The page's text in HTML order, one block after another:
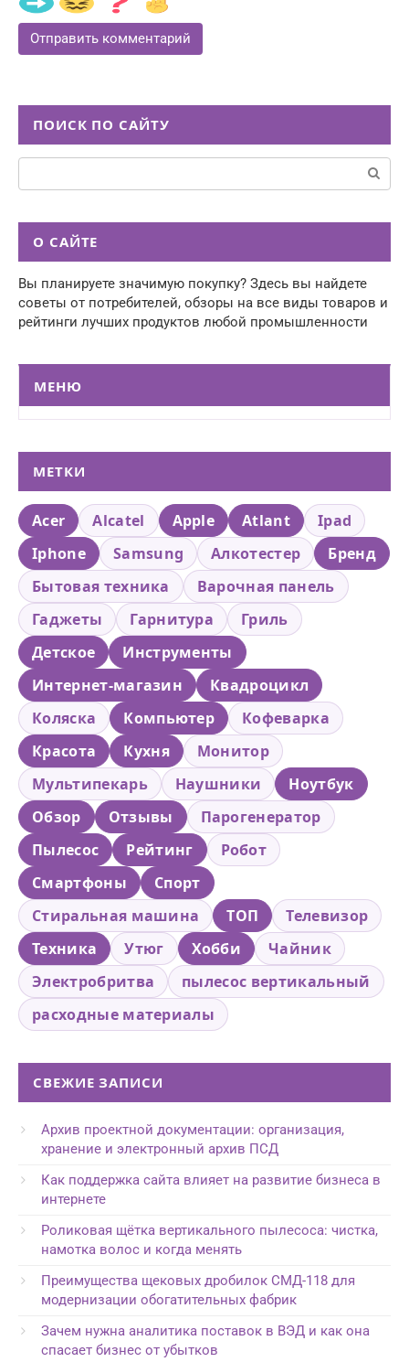
ПОИСК ПО САЙТУ
Поиск:
О САЙТЕ
Вы планируете значимую покупку? Здесь вы найдете
советы от потребителей, обзоры на все виды товаров и
рейтинги лучших продуктов любой промышленности
МЕНЮ
МЕТКИ
Acer Alcatel Apple Atlant
Ipad
Iphone
Samsung Алкотестер
Бренд
Бытовая техника
Варочная панель
Гаджеты
Гарнитура
Гриль
Детское
Инструменты
Интернет-магазин
Квадроцикл
Коляска
Компьютер
Кофеварка
Красота
Кухня
Монитор
Мультипекарь
Наушники
Ноутбук
Обзор
Отзывы
Парогенератор
Пылесос
Рейтинг
Робот
Смартфоны
Спорт
Стиральная машина
ТОП
Телевизор
Техника
Утюг Хобби
Чайник
Электробритва
пылесос вертикальный
расходные материалы
СВЕЖИЕ ЗАПИСИ
Архив проектной документации: организация,
хранение и электронный архив ПСД
Как поддержка сайта влияет на развитие бизнеса в
интернете
Роликовая щётка вертикального пылесоса: чистка,
намотка волос и когда менять
Преимущества щековых дробилок СМД-118 для
модернизации обогатительных фабрик
Зачем нужна аналитика поставок в ВЭД и как она
спасает бизнес от убытков